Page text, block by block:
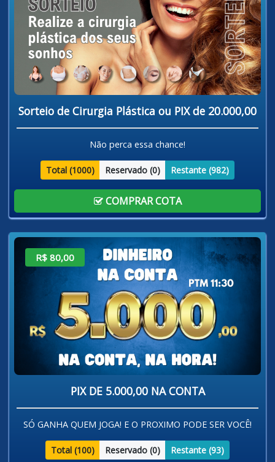
Sorteio de Cirurgia Plástica ou PIX de 20.000,00
Não perca essa chance!
Total (1000) Reservado (0) Restante (982)
COMPRAR COTA
R$ 80,00
PIX DE 5.000,00 NA CONTA
SÓ GANHA QUEM JOGA! E O PROXIMO PODE SER VOCÊ!
Total (100) Reservado (0) Restante (93)